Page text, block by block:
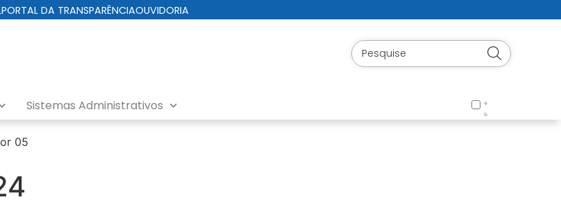
PORTAL DA TRANSPARÊNCIAOUVIDORIA
Sistemas Administrativos
05